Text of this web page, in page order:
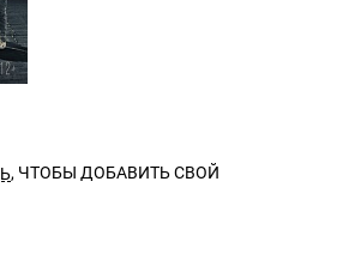
, ЧТОБЫ ДОБАВИТЬ СВОЙ